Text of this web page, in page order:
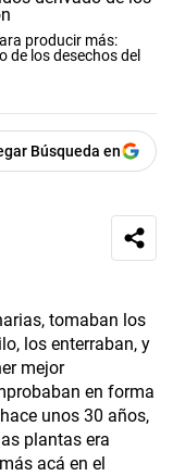
producir más:
los desechos del
Búsqueda en
tomaban los
los enterraban, y
mejor
en forma
unos 30 años,
plantas era
acá en el